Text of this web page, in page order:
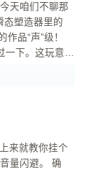
态塑造器里的
品“声”级！
击力，或者...
来就教你挂个
闪避。 确